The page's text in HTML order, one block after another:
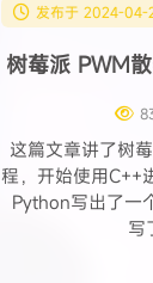
发布于 2024-04-
树莓派 PWM
这篇文章讲了树
程，开始使用C++
Python写出了一
写